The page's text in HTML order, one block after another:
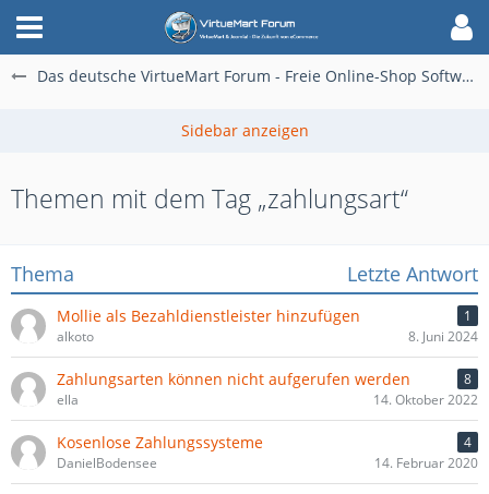
Das deutsche VirtueMart Forum - Freie Online-Shop Software für alle
Themen mit dem Tag „zahlungsart“
Thema Letzte Antwort
Mollie als Bezahldienstleister hinzufügen
1
alkoto
8. Juni 2024
Zahlungsarten können nicht aufgerufen werden
8
ella
14. Oktober 2022
Kosenlose Zahlungssysteme
4
DanielBodensee
14. Februar 2020